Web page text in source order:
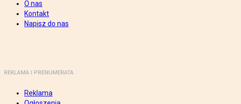
O nas
Kontakt
Napisz do nas
REKLAMA I PRENUMERATA
Reklama